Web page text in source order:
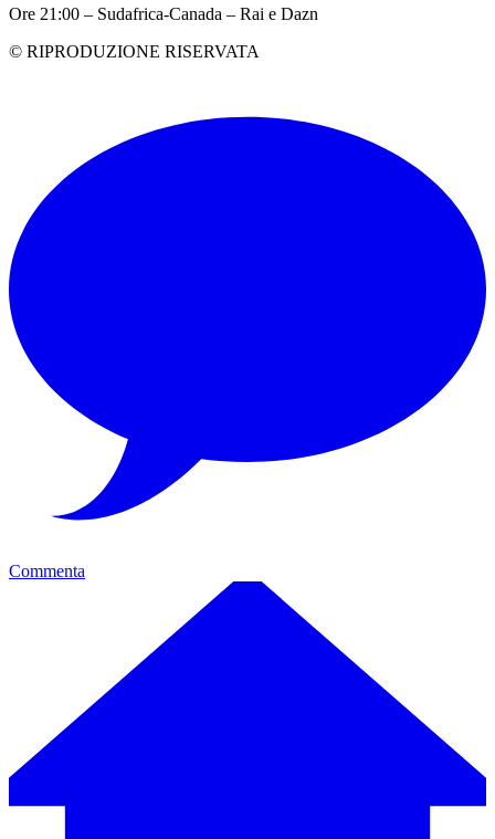
Ore 21:00 – Sudafrica-Canada – Rai e Dazn
© RIPRODUZIONE RISERVATA
Commenta